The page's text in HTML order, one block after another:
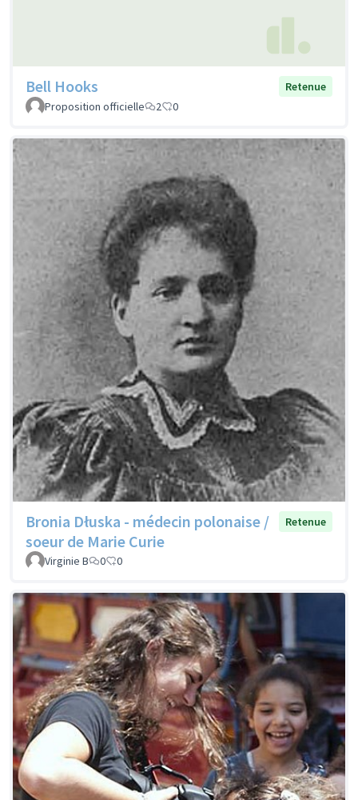
Bell Hooks
Retenue
Proposition officielle
2 0
Bronia Dłuska - médecin polonaise /
soeur de Marie Curie
Retenue
Virginie B 0 0